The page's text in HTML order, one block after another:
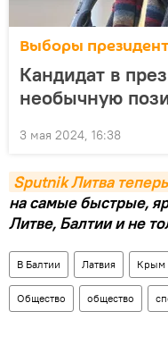
Выборы
Кандидат в
необычную
3 мая 2024, 16:38
Sputnik Литва
на самые быстрые,
Литве, Балтии и не
В Балтии Латвия Крым
Общество общество